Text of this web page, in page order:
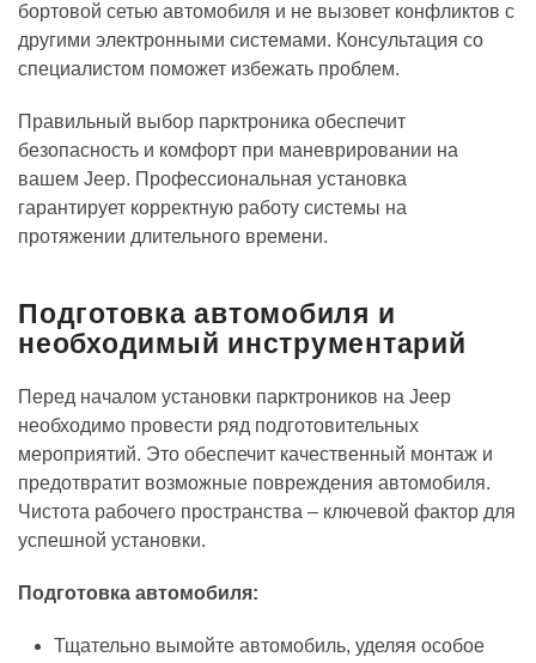
бортовой сетью автомобиля и не вызовет конфликтов с
другими электронными системами. Консультация со
специалистом поможет избежать проблем.
Правильный выбор парктроника обеспечит
безопасность и комфорт при маневрировании на
вашем Jeep. Профессиональная установка
гарантирует корректную работу системы на
протяжении длительного времени.
Подготовка автомобиля и
необходимый инструментарий
Перед началом установки парктроников на Jeep
необходимо провести ряд подготовительных
мероприятий. Это обеспечит качественный монтаж и
предотвратит возможные повреждения автомобиля.
Чистота рабочего пространства – ключевой фактор для
успешной установки.
Подготовка автомобиля:
Тщательно вымойте автомобиль, уделяя особое